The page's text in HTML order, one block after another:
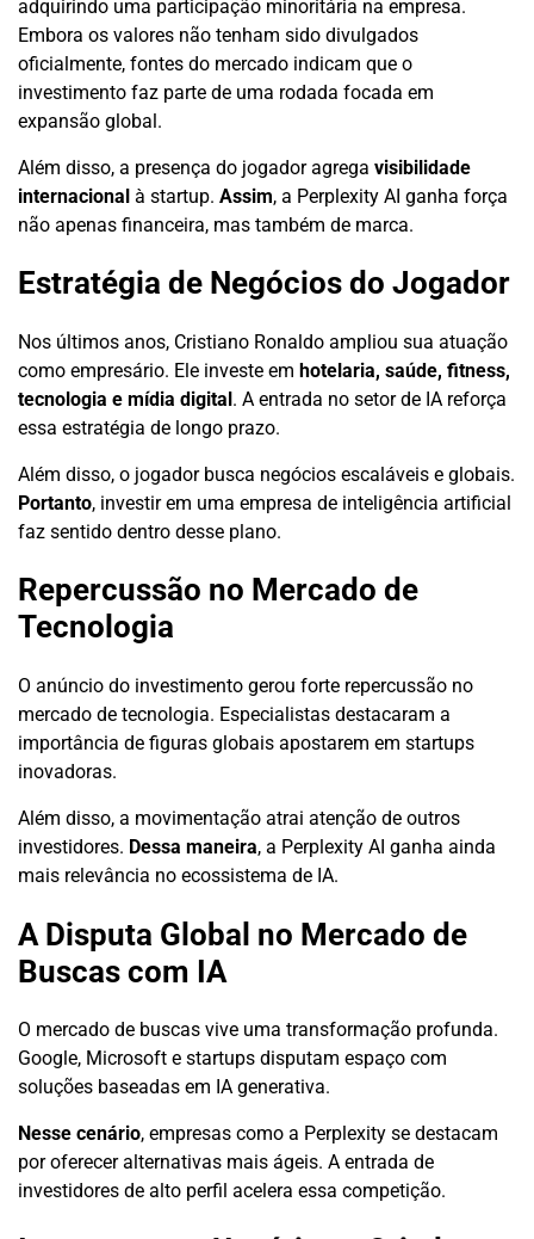
adquirindo uma participação minoritária na empresa.
Embora os valores não tenham sido divulgados
oficialmente, fontes do mercado indicam que o
investimento faz parte de uma rodada focada em
expansão global.
Além disso, a presença do jogador agrega visibilidade
internacional à startup. Assim, a Perplexity AI ganha força
não apenas financeira, mas também de marca.
Estratégia de Negócios do Jogador
Nos últimos anos, Cristiano Ronaldo ampliou sua atuação
como empresário. Ele investe em hotelaria, saúde, fitness,
tecnologia e mídia digital. A entrada no setor de IA reforça
essa estratégia de longo prazo.
Além disso, o jogador busca negócios escaláveis e globais.
Portanto, investir em uma empresa de inteligência artificial
faz sentido dentro desse plano.
Repercussão no Mercado de
Tecnologia
O anúncio do investimento gerou forte repercussão no
mercado de tecnologia. Especialistas destacaram a
importância de figuras globais apostarem em startups
inovadoras.
Além disso, a movimentação atrai atenção de outros
investidores. Dessa maneira, a Perplexity AI ganha ainda
mais relevância no ecossistema de IA.
A Disputa Global no Mercado de
Buscas com IA
O mercado de buscas vive uma transformação profunda.
Google, Microsoft e startups disputam espaço com
soluções baseadas em IA generativa.
Nesse cenário, empresas como a Perplexity se destacam
por oferecer alternativas mais ágeis. A entrada de
investidores de alto perfil acelera essa competição.